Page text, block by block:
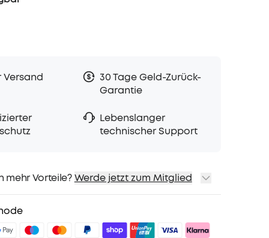
Versand
30 Tage Geld-Zurück-
Garantie
Lebenslanger
technischer Support
mehr Vorteile? Werde jetzt zum Mitglied
für ausgewähte Produkte
mit soundcoreCreditsMehr erfahren